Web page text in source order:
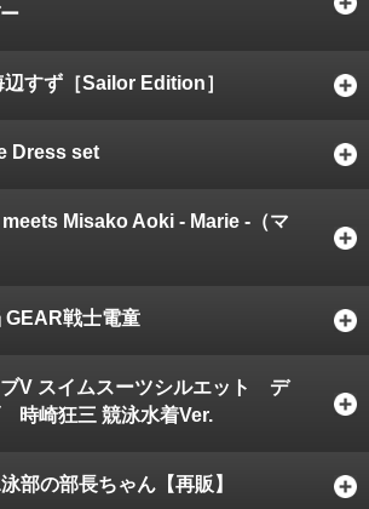
すず［Sailor Edition］
Dress set
Misako Aoki - Marie -（マ
戦士電童
V スイムスーツシルエット デ
時崎狂三 競泳水着Ver.
部の部長ちゃん【再販】